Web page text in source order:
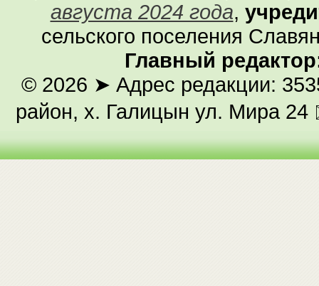
августа 2024 года,
сельского поселения
Главный
© 2026 ➤ Адрес редакции:
район, х. Галицын ул. Мира